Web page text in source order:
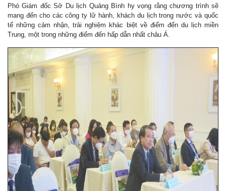
Phó Giám đốc Sở Du lịch Quảng Bình hy vọng rằng chương trình sẽ
mang đến cho các công ty lữ hành, khách du lịch trong nước và quốc
tế những cảm nhận, trải nghiệm khác biệt về điểm đến du lịch miền
Trung, một trong những điểm đến hấp dẫn nhất châu Á.